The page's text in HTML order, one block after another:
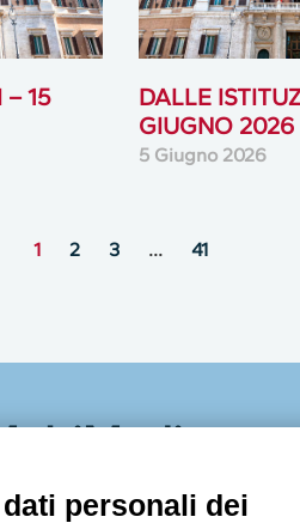
– 15
DALLE
GIUGNO 2026
5 Giugno 2026
1 2 3 … 41
personali dei